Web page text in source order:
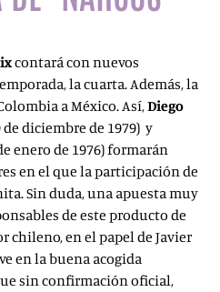
contará con nuevos
la cuarta. Además, la
a México. Así,Diego
de diciembre de 1979) y
enero de 1976) formarán
en el que la participación de
Sin duda, una apuesta muy
de este producto de
chileno, en el papel de Javier
en la buena acogida
sin confirmación oficial,